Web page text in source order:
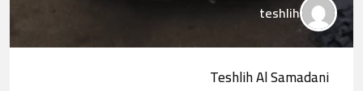
teshlih
Teshlih Al Samadani